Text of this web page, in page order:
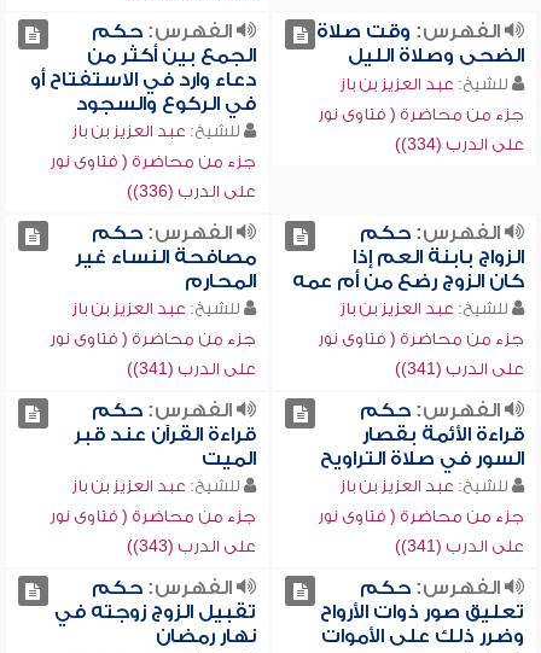
الفهرس: وقت صلاة
الضحى وصلاة الليل
للشيخ: عبد العزيز بن باز
جزء من محاضرة ( فتاوى نور
على الدرب (334))
الفهرس:حكم
الجمع بين أكثر من
دعاء وارد في الاستفتاح أو
في الركوع والسجود
للشيخ: عبد العزيز بن باز
جزء من محاضرة ( فتاوى نور
على الدرب (336))
الفهرس:حكم
الزواج بابنة العم إذا
كان الزوج رضع من أم عمه
للشيخ: عبد العزيز بن باز
جزء من محاضرة ( فتاوى نور
على الدرب (341))
الفهرس:حكم
مصافحة النساء غير
المحارم
للشيخ: عبد العزيز بن باز
جزء من محاضرة ( فتاوى نور
على الدرب (341))
الفهرس:حكم
قراءة الأئمة بقصار
السور في صلاة التراويح
للشيخ: عبد العزيز بن باز
جزء من محاضرة ( فتاوى نور
على الدرب (341))
الفهرس:حكم
قراءة القرآن عند قبر
الميت
للشيخ: عبد العزيز بن باز
جزء من محاضرة ( فتاوى نور
على الدرب (343))
الفهرس:حكم
تعليق صور ذوات الأرواح
وضرر ذلك على الأموات
الفهرس:حكم
تقبيل الزوج زوجته في
نهار رمضان